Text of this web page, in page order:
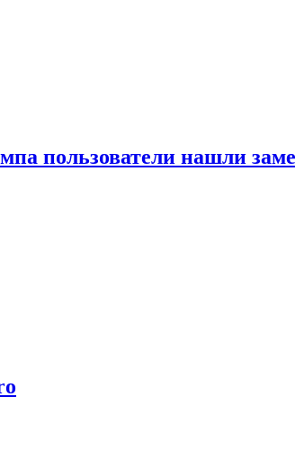
пользователи нашли